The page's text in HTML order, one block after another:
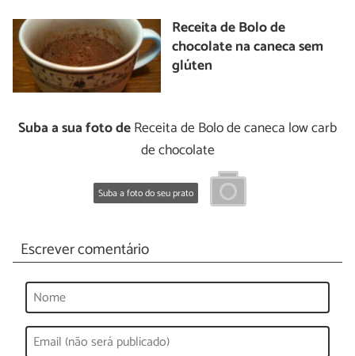
Receita de Bolo de
chocolate na caneca sem
glúten
Suba a sua foto deReceita de Bolo de caneca low carb
de chocolate
Suba a foto do seu prato
Escrever comentário